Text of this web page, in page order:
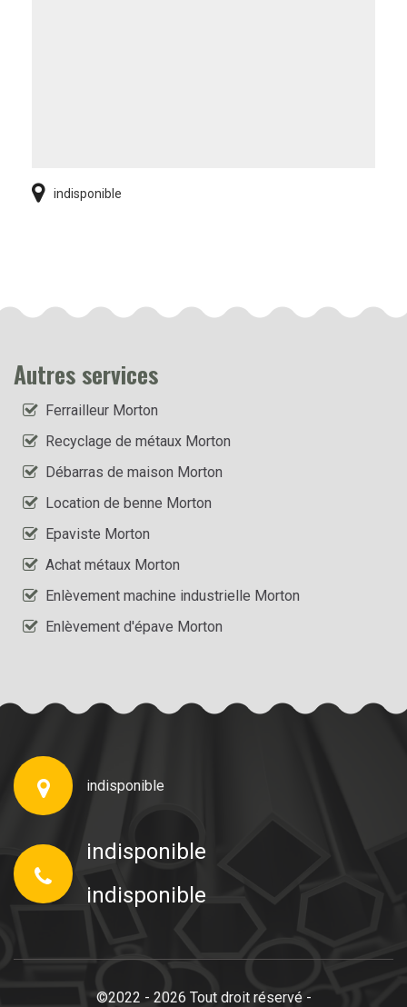
indisponible
Autres services
Ferrailleur Morton
Recyclage de métaux Morton
Débarras de maison Morton
Location de benne Morton
Epaviste Morton
Achat métaux Morton
Enlèvement machine industrielle Morton
Enlèvement d'épave Morton
indisponible
indisponible
indisponible
©2022 - 2026 Tout droit réservé -